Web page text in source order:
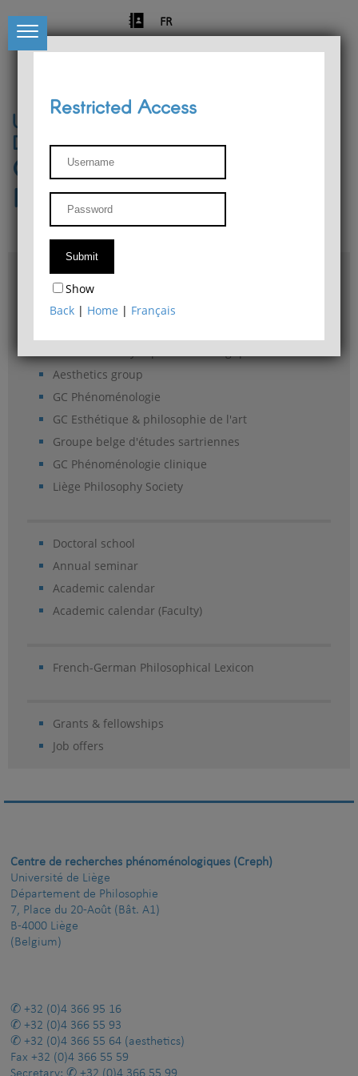
FR
University of Liège
Départment of Philosophy
Center for Phenomenological
Research
Access & maps
Philosophy Department Library
Aesthetics group
GC Phénoménologie
GC Esthétique & philosophie de l'art
Groupe belge d'études sartriennes
GC Phénoménologie clinique
Liège Philosophy Society
Doctoral school
Annual seminar
Academic calendar
Academic calendar (Faculty)
French-German Philosophical Lexicon
Grants & fellowships
Job offers
Restricted Access
Show
Back | Home | Français
Centre de recherches phénoménologiques (Creph)
Université de Liège
Département de Philosophie
7, Place du 20-Août (Bât. A1)
B-4000 Liège
(Belgium)
+32 (0)4 366 95 16
+32 (0)4 366 55 93
+32 (0)4 366 55 64 (aesthetics)
Fax +32 (0)4 366 55 59